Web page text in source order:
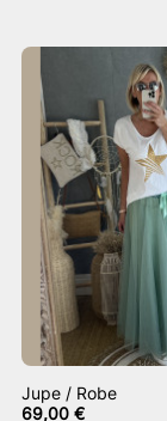
Jupe / Robe
69,00 €